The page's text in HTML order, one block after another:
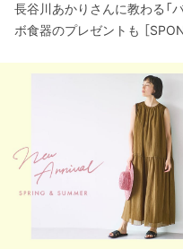
長谷川あかりさんに教わる「
ボ食器のプレゼントも ［